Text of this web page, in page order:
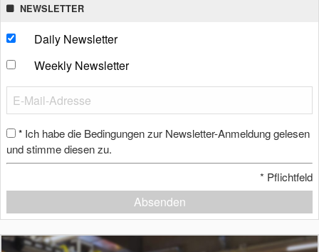
NEWSLETTER
Daily Newsletter
Weekly Newsletter
* Ich habe die Bedingungen zur Newsletter-Anmeldung gelesen
und stimme diesen zu.
* Pflichtfeld
Absenden